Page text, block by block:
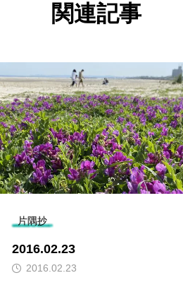
関連記事
片隅抄
2016.02.23
2016.02.23